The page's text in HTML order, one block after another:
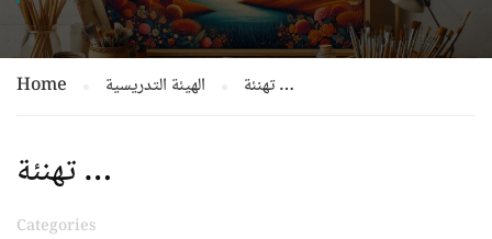
Home الهيئة التدريسية تهنئة …
تهنئة …
Categories